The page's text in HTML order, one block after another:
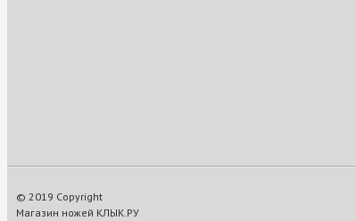
© 2019 Copyright
Магазин ножей КЛЫК.РУ